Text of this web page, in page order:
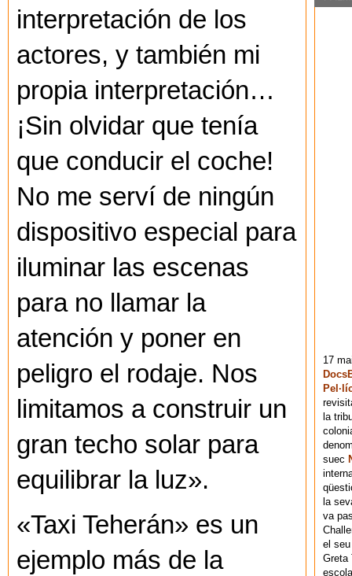
interpretación de los
actores, y también mi
propia interpretación…
¡Sin olvidar que tenía
que conducir el coche!
No me serví de ningún
dispositivo especial para
iluminar las escenas
para no llamar la
atención y poner en
peligro el rodaje. Nos
limitamos a construir un
gran techo solar para
equilibrar la luz».
«Taxi Teherán» es un
ejemplo más de la
17
la
suec
la
va
el
Greta